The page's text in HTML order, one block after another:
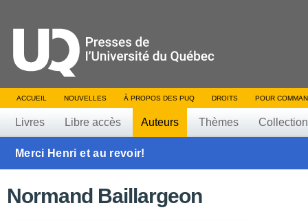
ACCUEIL NOUVELLES À PROPOS DES PUQ DROITS POUR
Livres Libre accès Auteurs Thèmes
Merci Henri et au revoir!
Normand Baillargeon